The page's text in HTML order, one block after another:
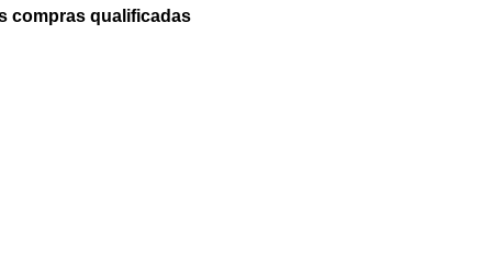
compras qualificadas